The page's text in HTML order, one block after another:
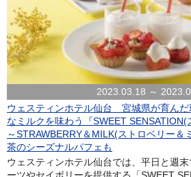
2023.03.18 ～
ウェスティンホテル仙台 宮城県が育んだ
なミルクを味わう『SWEET
～STRAWBERRY＆MILK(ストロベリー
茶のシーズナルパフェも
ウェスティンホテル仙台では、平日と週
ーツやセイボリーを提供する「SWEET